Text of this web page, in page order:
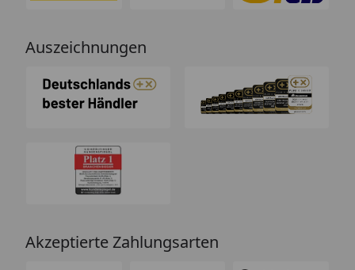
Auszeichnungen
Akzeptierte Zahlungsarten